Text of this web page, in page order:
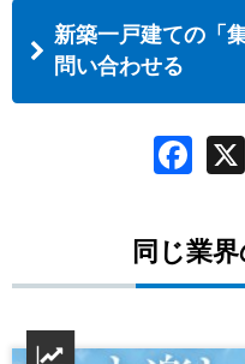
新築一戸建ての「
問い合わせる
同じ業